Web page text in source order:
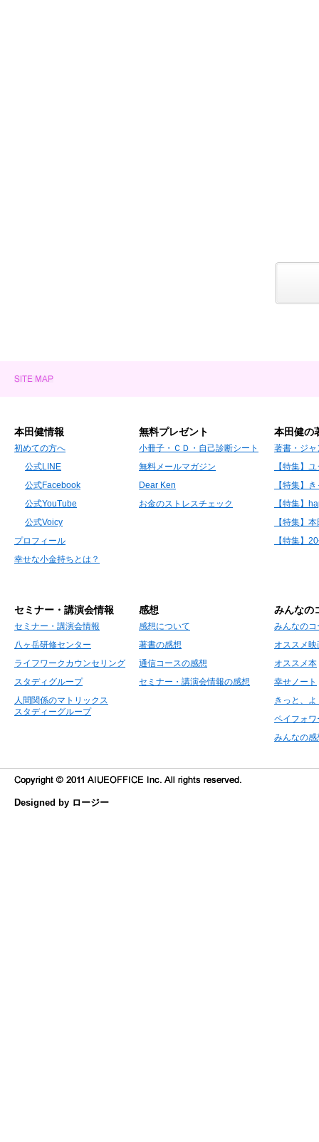
本田健情報
初めての方へ
公式LINE
公式Facebook
公式YouTube
公式Voicy
プロフィール
幸せな小金持ちとは？
無料プレゼント
小冊子・ＣＤ・自己診断シート
無料メールマガジン
Dear Ken
お金のストレスチェック
本田健の
著書・ジャ
【特集】
【特集】
【特集】
【特集】
【特集】
セミナー・講演会情報
セミナー・講演会情報
八ヶ岳研修センター
ライフワークカウンセリング
スタディグループ
人間関係のマトリックス
スタディーグループ
感想
感想について
著書の感想
通信コースの感想
セミナー・講演会情報の感想
みんなの
みんなの
オススメ映
オススメ本
幸せノート
きっと、
ペイフォワ
みんなの感
Designed by ロージー